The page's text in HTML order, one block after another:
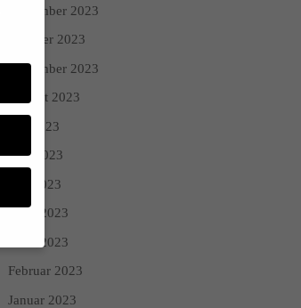
November 2023
Oktober 2023
September 2023
August 2023
Juli 2023
Juni 2023
Mai 2023
April 2023
März 2023
Februar 2023
Januar 2023